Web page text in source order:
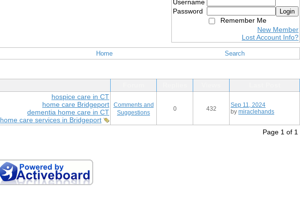
Username
Password
Login
Remember Me
New Member
Lost Account Info?
Home Search
hospice care in CT
home care Bridgeport
dementia home care in CT
home care services in Bridgeport
Comments and
Suggestions
0 432
Sep 11, 2024
by miraclehands
Page 1 of 1